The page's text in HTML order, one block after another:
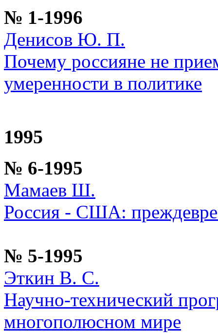
№ 1-1996
Денисов Ю. П.
Почему россияне не
умеренности в политике
1995
№ 6-1995
Мамаев Ш.
Россия - США:
№ 5-1995
Эткин В. С.
Научно-технический
многополюсном мире